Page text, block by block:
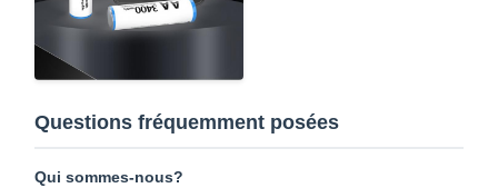
Questions fréquemment posées
Qui sommes-nous?